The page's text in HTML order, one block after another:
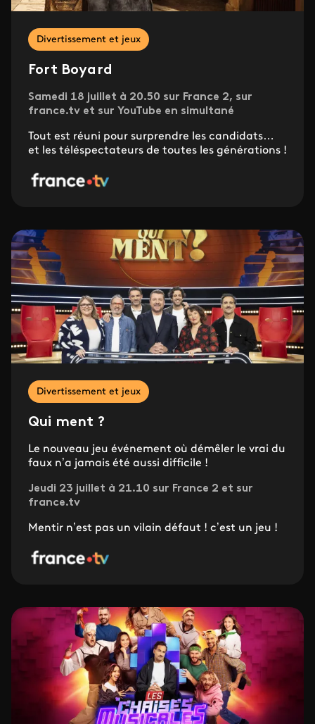
Divertissement et jeux
Fort Boyard
Samedi 18 juillet à 20.50 sur France 2, sur
france.tv et sur YouTube en simultané
Tout est réuni pour surprendre les candidats…
et les téléspectateurs de toutes les générations !
Divertissement et jeux
Qui ment ?
Le nouveau jeu événement où démêler le vrai du
faux n’a jamais été aussi difficile !
Jeudi 23 juillet à 21.10 sur France 2 et sur
france.tv
Mentir n’est pas un vilain défaut ! c’est un jeu !